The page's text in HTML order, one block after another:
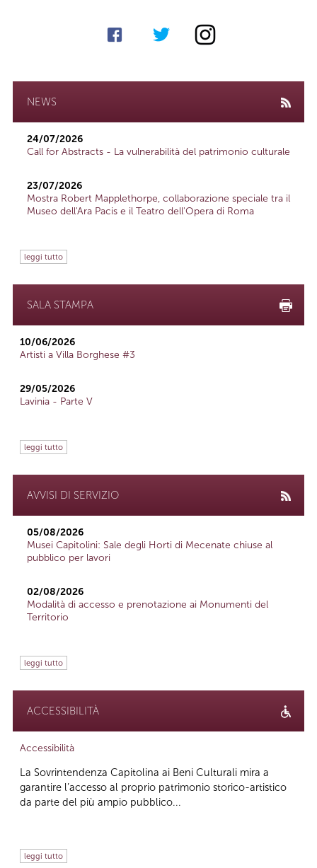
NEWS
24/07/2026
Call for Abstracts - La vulnerabilità del patrimonio culturale
23/07/2026
Mostra Robert Mapplethorpe, collaborazione speciale tra il
Museo dell'Ara Pacis e il Teatro dell'Opera di Roma
leggi tutto
SALA STAMPA
10/06/2026
Artisti a Villa Borghese #3
29/05/2026
Lavinia - Parte V
leggi tutto
AVVISI DI SERVIZIO
05/08/2026
Musei Capitolini: Sale degli Horti di Mecenate chiuse al
pubblico per lavori
02/08/2026
Modalità di accesso e prenotazione ai Monumenti del
Territorio
leggi tutto
ACCESSIBILITÀ
Accessibilità
La Sovrintendenza Capitolina ai Beni Culturali mira a
garantire l’accesso al proprio patrimonio storico-artistico
da parte del più ampio pubblico...
leggi tutto